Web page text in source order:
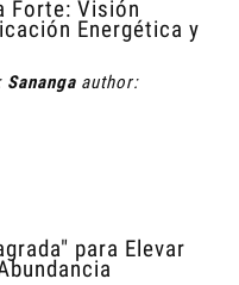
Forte: Visión
Energética y
Sananga author:
para Elevar